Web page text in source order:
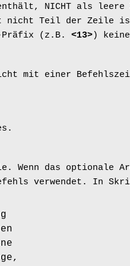
NICHT als leere
Teil der Zeile
Präfix (z.B. <13>)
mit einer
Wenn das optionale
verwendet. In